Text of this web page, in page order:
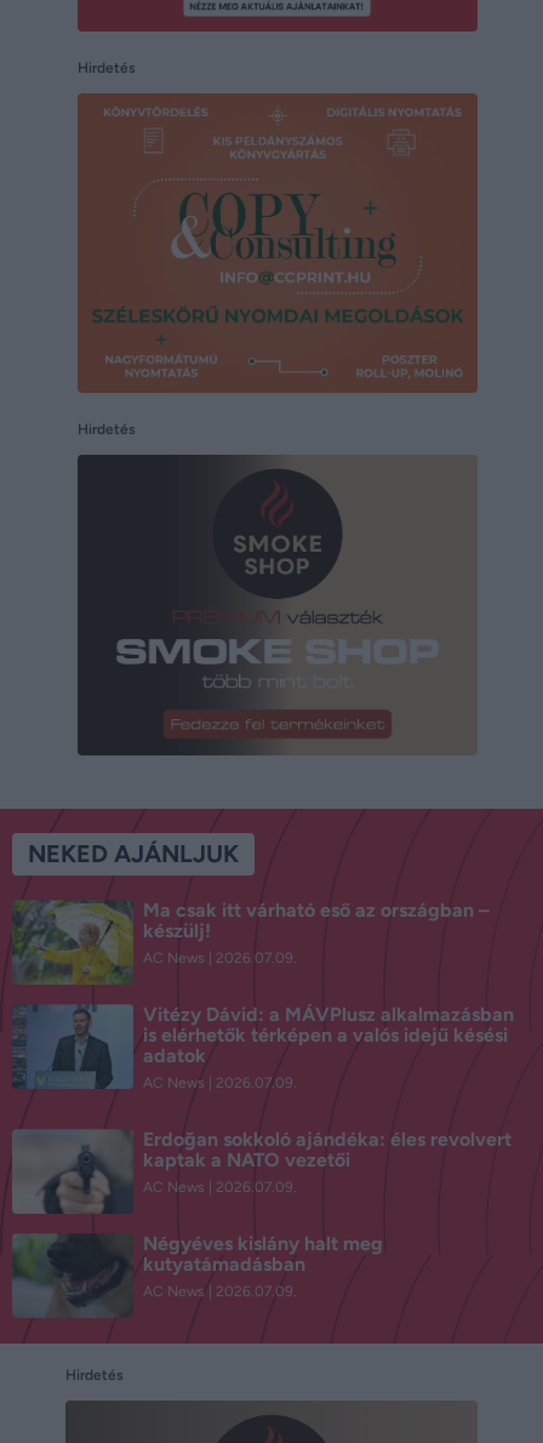
Hirdetés
Hirdetés
NEKED AJÁNLJUK
Ma csak itt várható eső az országban –
készülj!
AC News 2026.07.09.
Vitézy Dávid: a MÁVPlusz alkalmazásban
is elérhetők térképen a valós idejű késési
adatok
AC News 2026.07.09.
Erdoğan sokkoló ajándéka: éles revolvert
kaptak a NATO vezetői
AC News 2026.07.09.
Négyéves kislány halt meg
kutyatámadásban
AC News 2026.07.09.
Hirdetés